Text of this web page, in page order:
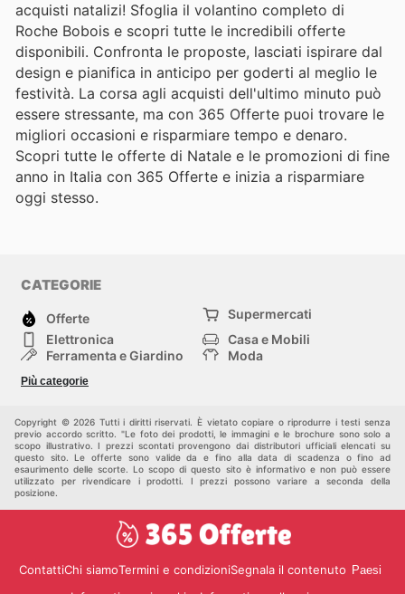
acquisti natalizi! Sfoglia il volantino completo di
Roche Bobois e scopri tutte le incredibili offerte
disponibili. Confronta le proposte, lasciati ispirare dal
design e pianifica in anticipo per goderti al meglio le
festività. La corsa agli acquisti dell'ultimo minuto può
essere stressante, ma con 365 Offerte puoi trovare le
migliori occasioni e risparmiare tempo e denaro.
Scopri tutte le offerte di Natale e le promozioni di fine
anno in Italia con 365 Offerte e inizia a risparmiare
oggi stesso.
CATEGORIE
Offerte
Supermercati
Elettronica
Casa e Mobili
Ferramenta e Giardino
Moda
Bambini e Neonati
Più categorie
Copyright © 2026 Tutti i diritti riservati. È vietato copiare o riprodurre i testi senza
previo accordo scritto. "Le foto dei prodotti, le immagini e le brochure sono solo a
scopo illustrativo. I prezzi scontati provengono dai distributori ufficiali elencati su
questo sito. Le offerte sono valide da e fino alla data di scadenza o fino ad
esaurimento delle scorte. Lo scopo di questo sito è informativo e non può essere
utilizzato per rivendicare i prodotti. I prezzi possono variare a seconda della
posizione.
ContattiChi siamoTermini e condizioniSegnala il contenuto Paesi